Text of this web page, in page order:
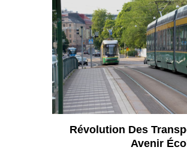
Révolution Des
Avenir